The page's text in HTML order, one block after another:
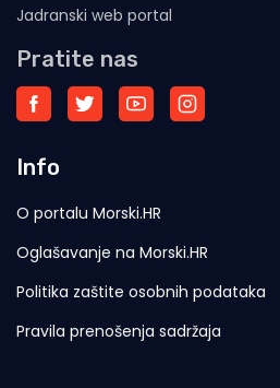
Jadranski web portal
Pratite nas
Info
O portalu Morski.HR
Oglašavanje na Morski.HR
Politika zaštite osobnih podataka
Pravila prenošenja sadržaja